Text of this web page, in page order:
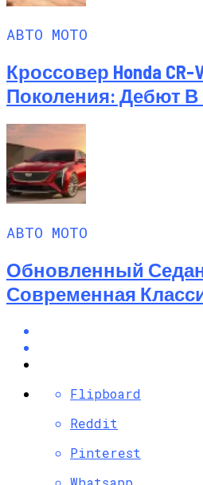
АВТО МОТО
Кроссовер Honda
Поколения: Дебют
АВТО МОТО
Обновленный Седан
Современная
Flipboard
Reddit
Pinterest